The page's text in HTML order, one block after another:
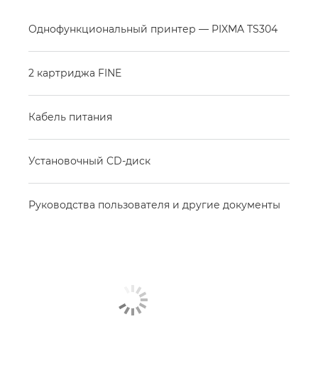
Однофункциональный принтер — PIXMA TS304
2 картриджа FINE
Кабель питания
Установочный CD-диск
Руководства пользователя и другие документы